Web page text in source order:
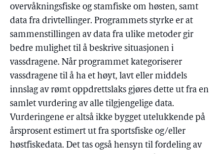
overvåkningsfiske og stamfiske om høsten, samt
data fra drivtellinger. Programmets styrke er at
sammenstillingen av data fra ulike metoder gir
bedre mulighet til å beskrive situasjonen i
vassdragene. Når programmet kategoriserer
vassdragene til å ha et høyt, lavt eller middels
innslag av rømt oppdrettslaks gjøres dette ut fra en
samlet vurdering av alle tilgjengelige data.
Vurderingene er altså ikke bygget utelukkende på
årsprosent estimert ut fra sportsfiske og/eller
høstfiskedata. Det tas også hensyn til fordeling av